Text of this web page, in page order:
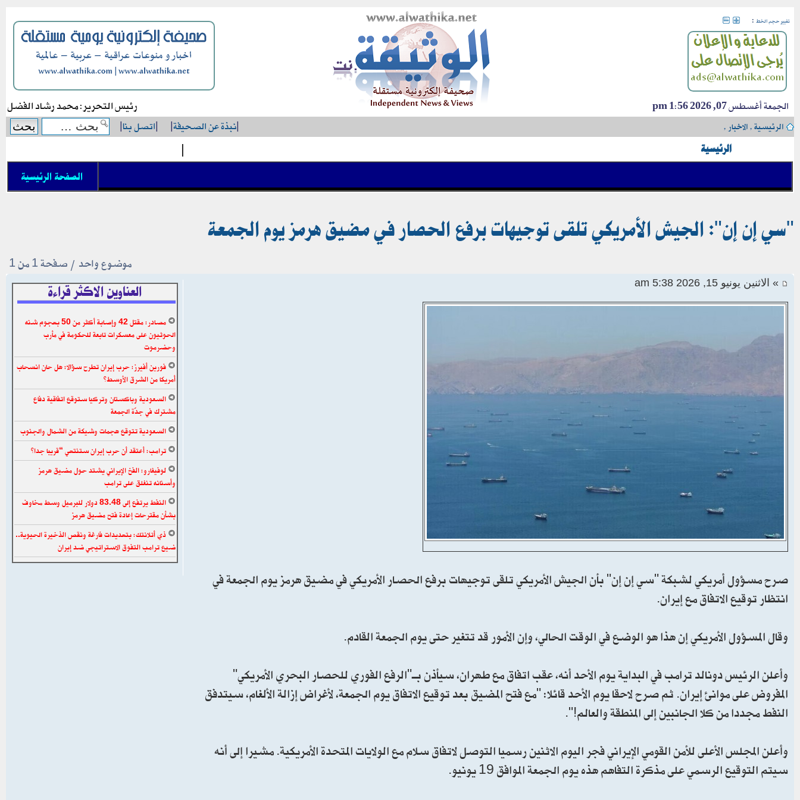
تغيير حجم الخط :
الجمعة أغسطس 07, 2026 1:56 pm رئيس التحرير: محمد رشاد الفضل
الرئيسية›الاخبار›
|نبذة عن الصحيفة|
|اتصل بنا|
الرئيسية |
الصفحة الرئيسية
"سي إن إن": الجيش الأمريكي تلقى توجيهات برفع الحصار في مضيق هرمز يوم الجمعة
موضوع واحد • صفحة1من1
» الاثنين يونيو 15, 2026 5:38 am
صرح مسؤول أمريكي لشبكة "سي إن إن" بأن الجيش الأمريكي تلقى توجيهات برفع الحصار الأمريكي في مضيق هرمز يوم الجمعة في
انتظار توقيع الاتفاق مع إيران.
وقال المسؤول الأمريكي إن هذا هو الوضع في الوقت الحالي، وإن الأمور قد تتغير حتى يوم الجمعة القادم.
وأعلن الرئيس دونالد ترامب في البداية يوم الأحد أنه، عقب اتفاق مع طهران، سيأذن بـ"الرفع الفوري للحصار البحري الأمريكي"
المفروض على موانئ إيران. ثم صرح لاحقا يوم الأحد قائلا: "مع فتح المضيق بعد توقيع الاتفاق يوم الجمعة، لأغراض إزالة الألغام، سيتدفق
النفط مجددا من كلا الجانبين إلى المنطقة والعالم!".
وأعلن المجلس الأعلى للأمن القومي الإيراني فجر اليوم الاثنين رسميا التوصل لاتفاق سلام مع الولايات المتحدة الأمريكية. مشيرا إلى أنه
سيتم التوقيع الرسمي على مذكرة التفاهم هذه يوم الجمعة الموافق 19 يونيو.
العناوين الاكثر قراءة
مصادر: مقتل 42 وإصابة أكثر من 50 بهجوم شنه
الحوثيون على معسكرات تابعة للحكومة في مأرب
وحضرموت
فورين أفيرز: حرب إيران تطرح سؤالا: هل حان انسحاب
أمريكا من الشرق الأوسط؟
السعودية وباكستان وتركيا ستوقع اتفاقية دفاع
مشترك في جدّة الجمعة
السعودية تتوقع هجمات وشيكة من الشمال والجنوب
ترامب: أعتقد أن حرب إيران ستنتهي “قريبا جدا”
لوفيغارو: الفخ الإيراني يشتد حول مضيق هرمز
وأسنانه تنغلق على ترامب
النفط يرتفع إلى 83.48 دولار للبرميل وسط مخاوف
بشأن مقترحات إعادة فتح مضيق هرمز
ذي أتلانتك: بتهديدات فارغة ونقص الذخيرة الحيوية..
ضيع ترامب التفوق الاستراتيجي ضد إيران